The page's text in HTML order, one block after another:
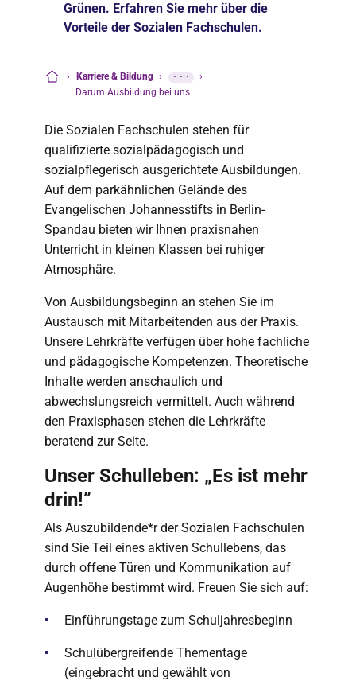
Grünen. Erfahren Sie mehr über die
Vorteile der Sozialen Fachschulen.
› Karriere & Bildung › ···
›
Darum Ausbildung bei uns
Die Sozialen Fachschulen stehen für
qualifizierte sozialpädagogisch und
sozialpflegerisch ausgerichtete Ausbildungen.
Auf dem parkähnlichen Gelände des
Evangelischen Johannesstifts in Berlin-
Spandau bieten wir Ihnen praxisnahen
Unterricht in kleinen Klassen bei ruhiger
Atmosphäre.
Von Ausbildungsbeginn an stehen Sie im
Austausch mit Mitarbeitenden aus der Praxis.
Unsere Lehrkräfte verfügen über hohe fachliche
und pädagogische Kompetenzen. Theoretische
Inhalte werden anschaulich und
abwechslungsreich vermittelt. Auch während
den Praxisphasen stehen die Lehrkräfte
beratend zur Seite.
Unser Schulleben: „Es ist mehr
drin!”
Als Auszubildende*r der Sozialen Fachschulen
sind Sie Teil eines aktiven Schullebens, das
durch offene Türen und Kommunikation auf
Augenhöhe bestimmt wird. Freuen Sie sich auf:
Einführungstage zum Schuljahresbeginn
Schulübergreifende Thementage
(eingebracht und gewählt von